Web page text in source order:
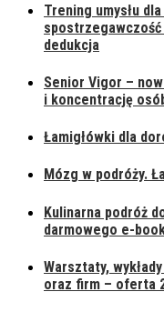
Trening umysłu
spostrzegawczość
dedukcja
Senior Vigor –
i koncentrację
Łamigłówki dla
Mózg w podróży.
Kulinarna podróż
darmowego e-
Warsztaty,
oraz firm – oferta